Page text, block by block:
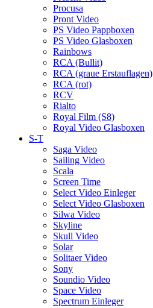
Procusa
Pront Video
PS Video Pappboxen
PS Video Glasboxen
Rainbows
RCA (Bullit)
RCA (graue Erstauflagen)
RCA (rot)
RCV
Rialto
Royal Film (S8)
Royal Video Glasboxen
S-T
Saga Video
Sailing Video
Scala
Screen Time
Select Video Einleger
Select Video Glasboxen
Silwa Video
Skyline
Skull Video
Solar
Solitaer Video
Sony
Soundio Video
Space Video
Spectrum Einleger